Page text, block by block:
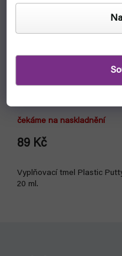
čekáme na naskladnění
89 Kč
Vyplňovací tmel Plastic
20 ml.